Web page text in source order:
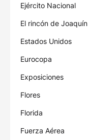
Ejército Nacional
El rincón de Joaquín
Estados Unidos
Eurocopa
Exposiciones
Flores
Florida
Fuerza Aérea